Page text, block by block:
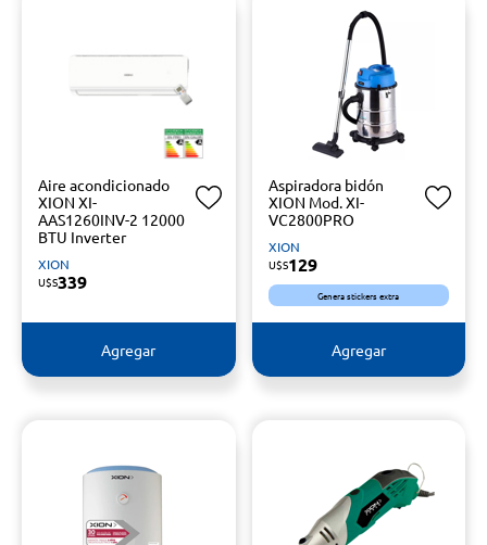
Aire acondicionado
XION XI-
AAS1260INV-2 12000
BTU Inverter
XION
U$S339
Agregar
Aspiradora bidón
XION Mod. XI-
VC2800PRO
XION
U$S129
Genera stickers extra
Agregar